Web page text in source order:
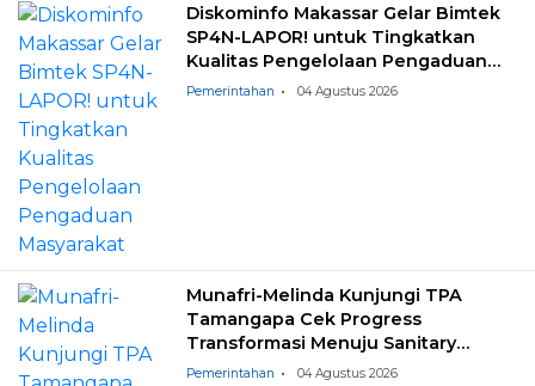
Diskominfo Makassar Gelar Bimtek
SP4N-LAPOR! untuk Tingkatkan
Kualitas Pengelolaan Pengaduan
Masyarakat
Pemerintahan 04 Agustus 2026
Munafri-Melinda Kunjungi TPA
Tamangapa Cek Progress
Transformasi Menuju Sanitary
Landfill
Pemerintahan 04 Agustus 2026